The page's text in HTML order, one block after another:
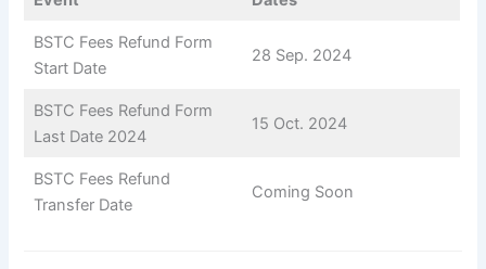
BSTC Fees Refund Form
Start Date
28 Sep. 2024
BSTC Fees Refund Form
Last Date 2024
15 Oct. 2024
BSTC Fees Refund
Transfer Date
Coming Soon